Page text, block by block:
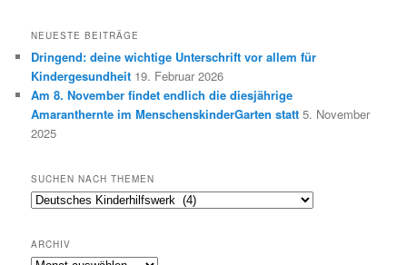
NEUESTE BEITRÄGE
Dringend: deine wichtige Unterschrift vor allem für
Kindergesundheit 19. Februar 2026
Am 8. November findet endlich die diesjährige
Amaranthernte im MenschenskinderGarten statt 5. November
2025
SUCHEN NACH THEMEN
Suchen
ARCHIV